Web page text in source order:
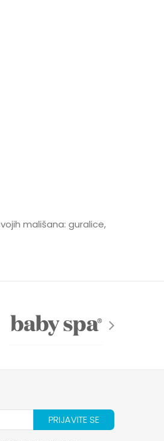
mališana: guralice,
PRIJAVITE SE